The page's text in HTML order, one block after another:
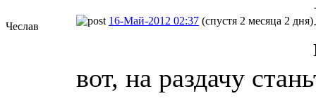
Чеслав 16-Май-2012 02:37 (спустя 2 месяца 2 дня)
вот, на раздачу